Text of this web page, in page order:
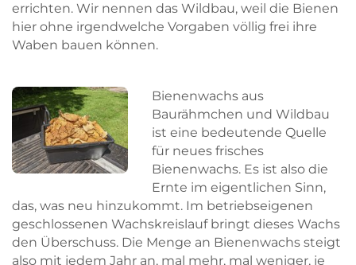
Skip to main content
Skip to main content
errichten. Wir nennen das Wildbau, weil die Bienen
hier ohne irgendwelche Vorgaben völlig frei ihre
Waben bauen können.
Bienenwachs aus
Baurähmchen und Wildbau
ist eine bedeutende Quelle
für neues frisches
Bienenwachs. Es ist also die
Ernte im eigentlichen Sinn,
das, was neu hinzukommt. Im betriebseigenen
geschlossenen Wachskreislauf bringt dieses Wachs
den Überschuss. Die Menge an Bienenwachs steigt
also mit jedem Jahr an, mal mehr, mal weniger, je